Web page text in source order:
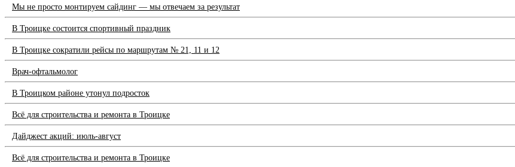
Мы не просто монтируем сайдинг — мы отвечаем за результат
В Троицке состоится спортивный праздник
В Троицке сократили рейсы по маршрутам № 21, 11 и 12
Врач-офтальмолог
В Троицком районе утонул подросток
Всё для строительства и ремонта в Троицке
Дайджест акций: июль-август
Всё для строительства и ремонта в Троицке